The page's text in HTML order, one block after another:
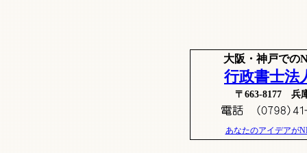
大阪・神戸での
行政書士法
〒663-8177 兵
あなたのアイデアが